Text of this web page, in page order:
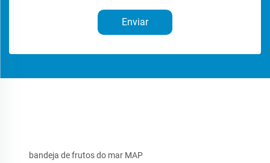
Enviar
bandeja de frutos do mar MAP